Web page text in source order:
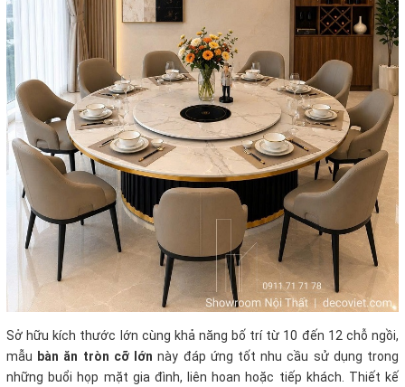
Sở hữu kích thước lớn cùng khả năng bố trí từ 10 đến 12 chỗ ngồi,
mẫu bàn ăn tròn cỡ lớn này đáp ứng tốt nhu cầu sử dụng trong
những buổi họp mặt gia đình, liên hoan hoặc tiếp khách. Thiết kế